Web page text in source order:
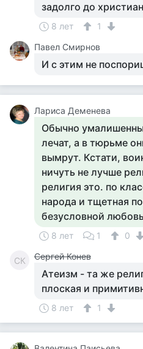
задолго до
8 лет
1
Павел Смирнов
И с этим не
Лариса Деменева
Обычно
лечат, а в тюрьме
вымрут. Кстати,
ничуть не лучше
религия это. по
народа и тщетная
безусловной
8 лет 1 0
СК Сергей Конев
Атеизм - та же
плоская и
8 лет 1